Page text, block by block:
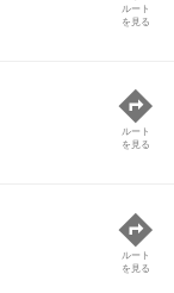
ルート
を見る
ルート
を見る
ルート
を見る